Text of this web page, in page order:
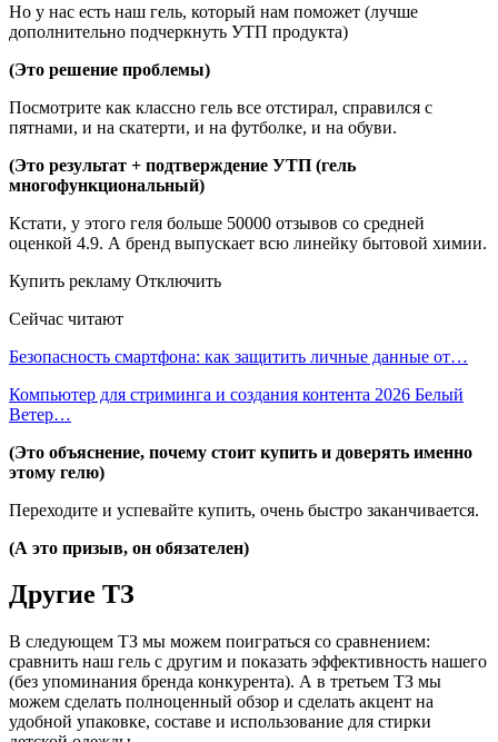
Но у нас есть наш гель, который нам поможет (лучше
дополнительно подчеркнуть УТП продукта)
(Это решение проблемы)
Посмотрите как классно гель все отстирал, справился с
пятнами, и на скатерти, и на футболке, и на обуви.
(Это результат + подтверждение УТП (гель
многофункциональный)
Кстати, у этого геля больше 50000 отзывов со средней
оценкой 4.9. А бренд выпускает всю линейку бытовой химии.
Купить рекламу Отключить
Сейчас читают
Безопасность смартфона: как защитить личные данные от…
Компьютер для стриминга и создания контента 2026 Белый
Ветер…
(Это объяснение, почему стоит купить и доверять именно
этому гелю)
Переходите и успевайте купить, очень быстро заканчивается.
(А это призыв, он обязателен)
Другие ТЗ
В следующем ТЗ мы можем поиграться со сравнением:
сравнить наш гель с другим и показать эффективность нашего
(без упоминания бренда конкурента). А в третьем ТЗ мы
можем сделать полноценный обзор и сделать акцент на
удобной упаковке, составе и использование для стирки